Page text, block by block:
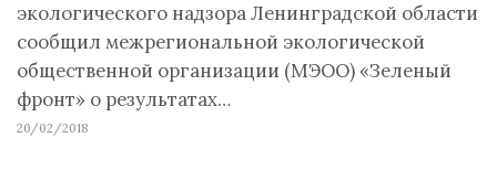
экологического надзора Ленинградской области
сообщил межрегиональной экологической
общественной организации (МЭОО) «Зеленый
фронт» о результатах…
20/02/2018